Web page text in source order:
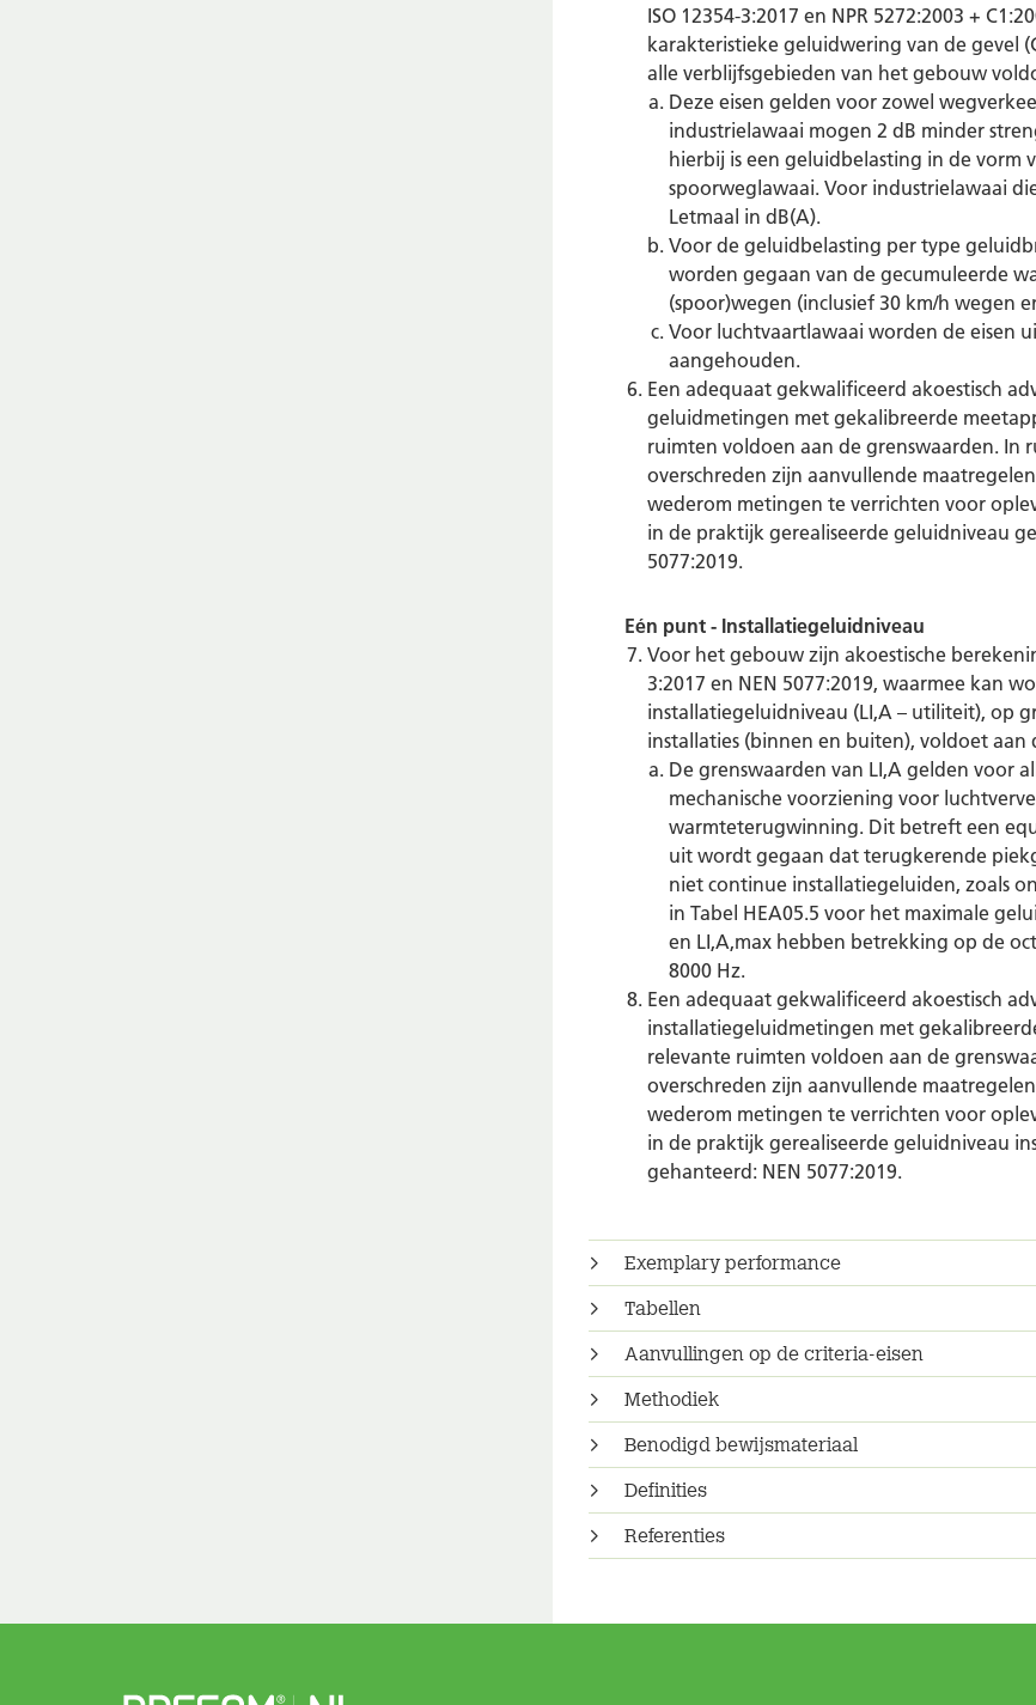
ISO 12354-3:2017 en NPR 5272:2003 +
karakteristieke geluidwering van de gevel
alle verblijfsgebieden van het gebouw
Deze eisen gelden voor zowel
industrielawaai mogen 2 dB minder
hierbij is een geluidbelasting in de vorm
spoorweglawaai. Voor industrielawaai
Letmaal in dB(A).
Voor de geluidbelasting per type
worden gegaan van de gecumuleerde
(spoor)wegen (inclusief 30 km/h wegen
Voor luchtvaartlawaai worden de eisen
aangehouden.
Een adequaat gekwalificeerd akoestisch
geluidmetingen met gekalibreerde
ruimten voldoen aan de grenswaarden. In
overschreden zijn aanvullende
wederom metingen te verrichten voor
in de praktijk gerealiseerde geluidniveau
5077:2019.
Eén punt - Installatiegeluidniveau
Voor het gebouw zijn akoestische
3:2017 en NEN 5077:2019, waarmee kan
installatiegeluidniveau (LI,A – utiliteit), op
installaties (binnen en buiten), voldoet aan
De grenswaarden van LI,A gelden voor
mechanische voorziening voor
warmteterugwinning. Dit betreft een
uit wordt gegaan dat terugkerende
niet continue installatiegeluiden, zoals
in Tabel HEA05.5 voor het maximale
en LI,A,max hebben betrekking op de
8000 Hz.
Een adequaat gekwalificeerd akoestisch
installatiegeluidmetingen met
relevante ruimten voldoen aan de
overschreden zijn aanvullende
wederom metingen te verrichten voor
in de praktijk gerealiseerde geluidniveau
gehanteerd: NEN 5077:2019.
Exemplary performance
Tabellen
Aanvullingen op de criteria-eisen
Methodiek
Benodigd bewijsmateriaal
Definities
Referenties